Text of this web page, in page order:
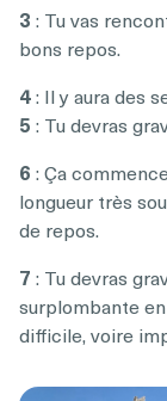
3 : Tu vas
bons repos.
4: Il y aura des
5 : Tu devras
6 : Ça
longueur très
de repos.
7 : Tu devras
surplombante
difficile, voire